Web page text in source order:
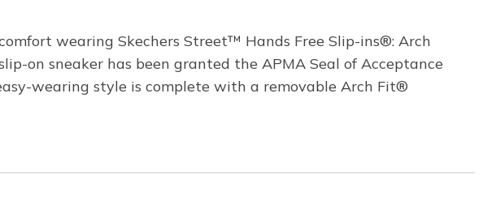
wearing Skechers Street™ Hands Free Slip-ins®: Arch
on sneaker has been granted the APMA Seal of Acceptance
wearing style is complete with a removable Arch Fit®